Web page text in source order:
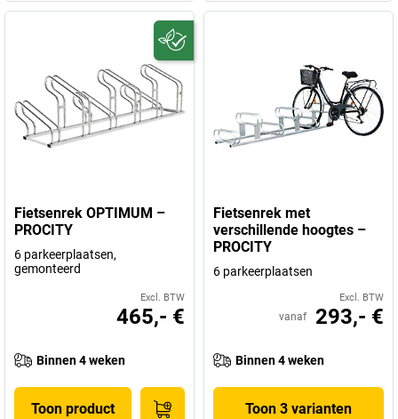
Fietsenrek OPTIMUM –
PROCITY
6 parkeerplaatsen,
gemonteerd
Excl. BTW
465,- €
Binnen 4 weken
Toon product
Fietsenrek met
verschillende hoogtes –
PROCITY
6 parkeerplaatsen
Excl. BTW
vanaf 293,- €
Binnen 4 weken
Toon 3 varianten